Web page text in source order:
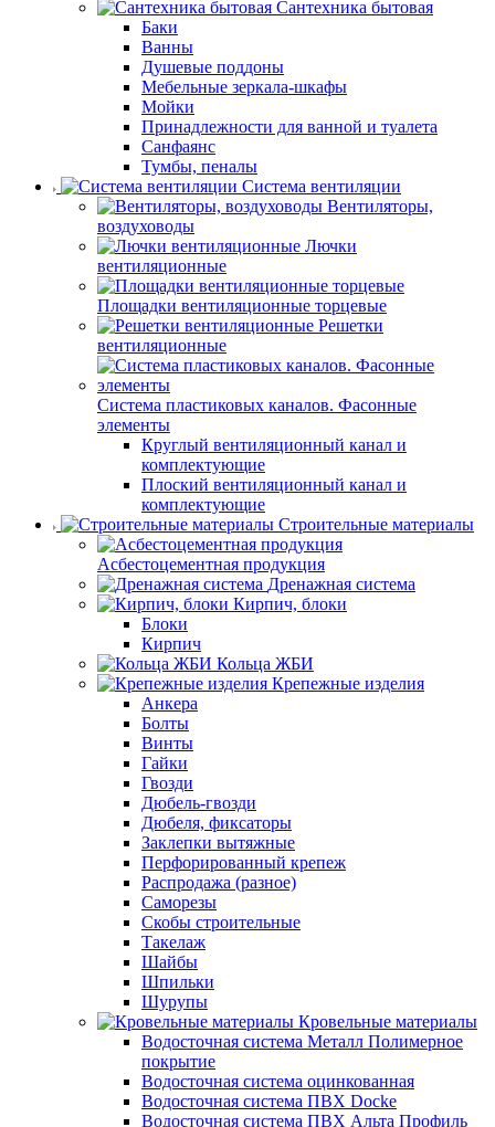
Сантехника бытовая
Баки
Ванны
Душевые поддоны
Мебельные зеркала-шкафы
Мойки
Принадлежности для ванной и туалета
Санфаянс
Тумбы, пеналы
Система вентиляции
Вентиляторы,
воздуховоды
Лючки
вентиляционные
Площадки вентиляционные торцевые
Решетки
вентиляционные
Система пластиковых каналов. Фасонные
элементы
Круглый вентиляционный канал и
комплектующие
Плоский вентиляционный канал и
комплектующие
Строительные материалы
Асбестоцементная продукция
Дренажная система
Кирпич, блоки
Блоки
Кирпич
Кольца ЖБИ
Крепежные изделия
Анкера
Болты
Винты
Гайки
Гвозди
Дюбель-гвозди
Дюбеля, фиксаторы
Заклепки вытяжные
Перфорированный крепеж
Распродажа (разное)
Саморезы
Скобы строительные
Такелаж
Шайбы
Шпильки
Шурупы
Кровельные материалы
Водосточная система Металл Полимерное
покрытие
Водосточная система оцинкованная
Водосточная система ПВХ Docke
Водосточная система ПВХ Альта Профиль